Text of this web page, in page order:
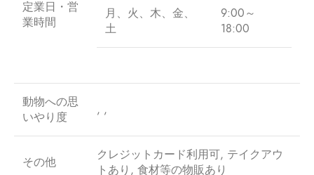
定業日・営
業時間
月、火、木、金、
土
9:00～
18:00
動物への思
いやり度
, ,
その他
クレジットカード利用可, テイクアウ
トあり, 食材等の物販あり